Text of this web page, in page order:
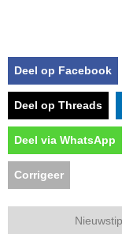
Deel op Facebook
Deel op Threads
Deel via WhatsApp
Corrigeer